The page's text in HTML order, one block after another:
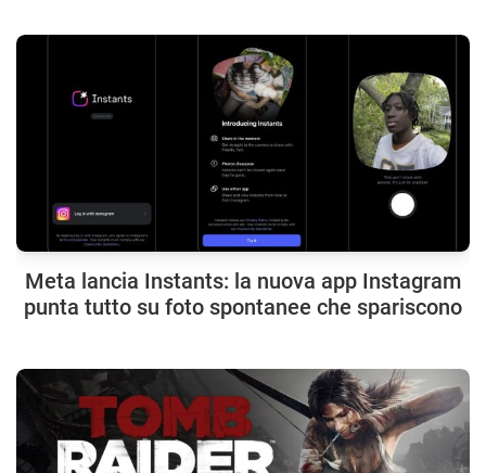
Meta lancia Instants: la nuova app Instagram
punta tutto su foto spontanee che spariscono